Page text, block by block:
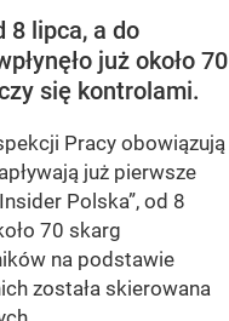
8 lipca, a do
już około 70
się kontrolami.
Pracy obowiązują
już pierwsze
Polska”, od 8
70 skarg
na podstawie
została skierowana